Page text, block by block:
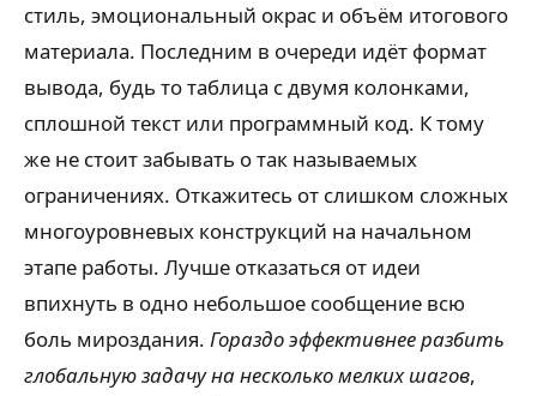
стиль, эмоциональный окрас и объём итогового
материала. Последним в очереди идёт формат
вывода, будь то таблица с двумя колонками,
сплошной текст или программный код. К тому
же не стоит забывать о так называемых
ограничениях. Откажитесь от слишком сложных
многоуровневых конструкций на начальном
этапе работы. Лучше отказаться от идеи
впихнуть в одно небольшое сообщение всю
боль мироздания. Гораздо эффективнее разбить
глобальную задачу на несколько мелких шагов,